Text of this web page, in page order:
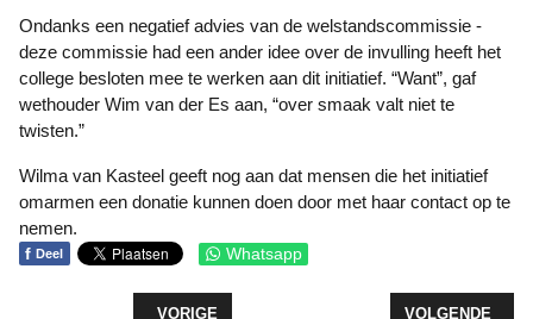
Ondanks een negatief advies van de welstandscommissie -
deze commissie had een ander idee over de invulling heeft het
college besloten mee te werken aan dit initiatief. “Want”, gaf
wethouder Wim van der Es aan, “over smaak valt niet te
twisten.”
Wilma van Kasteel geeft nog aan dat mensen die het initiatief
omarmen een donatie kunnen doen door met haar contact op te
nemen.
f Deel Whatsapp
VORIG ARTIKEL: COLLEGE ZEEWOLDE ZET IN
VORIGE VOLGENDE
VOLGENDE